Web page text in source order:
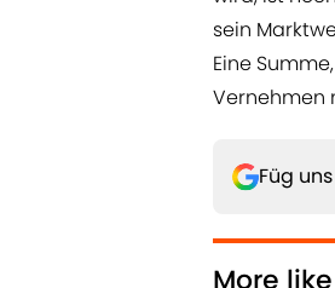
sein
Eine
Vernehmen
Füg